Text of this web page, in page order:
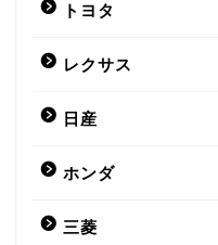
トヨタ
レクサス
日産
ホンダ
三菱